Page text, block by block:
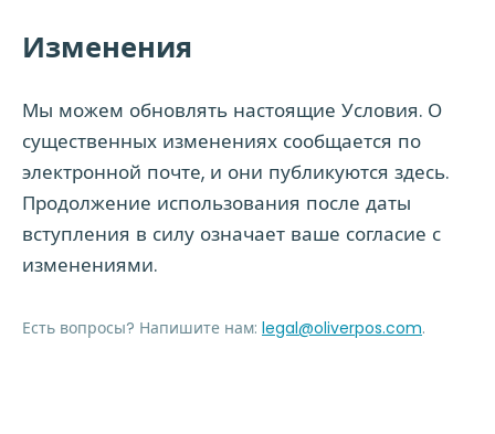
Изменения
Мы можем обновлять настоящие Условия. О
существенных изменениях сообщается по
электронной почте, и они публикуются здесь.
Продолжение использования после даты
вступления в силу означает ваше согласие с
изменениями.
Есть вопросы? Напишите нам: legal@oliverpos.com.